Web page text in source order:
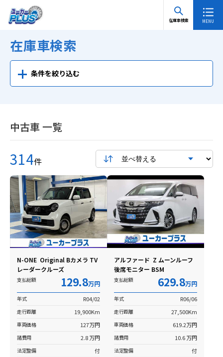
在庫車検索
TOP 在庫車検索 一覧
在庫車検索
条件を絞り込む
中古車 一覧
314件
N-ONE Original Bカメラ TV
レーダークルーズ
支払総額 129.8万円
年式 R04/02
走行距離 19,900Km
車両価格 127万円
諸費用 2.8 万円
法定整備 付
アルファード Z ムーンルーフ
後席モニター BSM
支払総額 629.8万円
年式 R06/06
走行距離 27,500Km
車両価格 619.2万円
諸費用 10.6 万円
法定整備 付